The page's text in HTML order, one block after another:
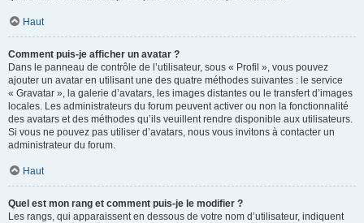
Haut
Comment puis-je afficher un avatar ?
Dans le panneau de contrôle de l’utilisateur, sous « Profil », vous pouvez
ajouter un avatar en utilisant une des quatre méthodes suivantes : le service
« Gravatar », la galerie d’avatars, les images distantes ou le transfert d’images
locales. Les administrateurs du forum peuvent activer ou non la fonctionnalité
des avatars et des méthodes qu’ils veuillent rendre disponible aux utilisateurs.
Si vous ne pouvez pas utiliser d’avatars, nous vous invitons à contacter un
administrateur du forum.
Haut
Quel est mon rang et comment puis-je le modifier ?
Les rangs, qui apparaissent en dessous de votre nom d’utilisateur, indiquent